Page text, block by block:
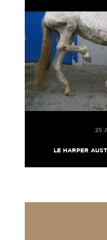
25
LE HARPER